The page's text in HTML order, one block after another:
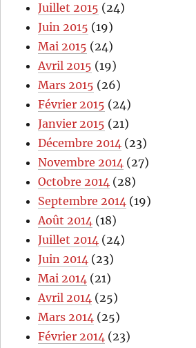
Juillet 2015 (24)
Juin 2015 (19)
Mai 2015 (24)
Avril 2015 (19)
Mars 2015 (26)
Février 2015 (24)
Janvier 2015 (21)
Décembre 2014 (23)
Novembre 2014 (27)
Octobre 2014 (28)
Septembre 2014 (19)
Août 2014 (18)
Juillet 2014 (24)
Juin 2014 (23)
Mai 2014 (21)
Avril 2014 (25)
Mars 2014 (25)
Février 2014 (23)